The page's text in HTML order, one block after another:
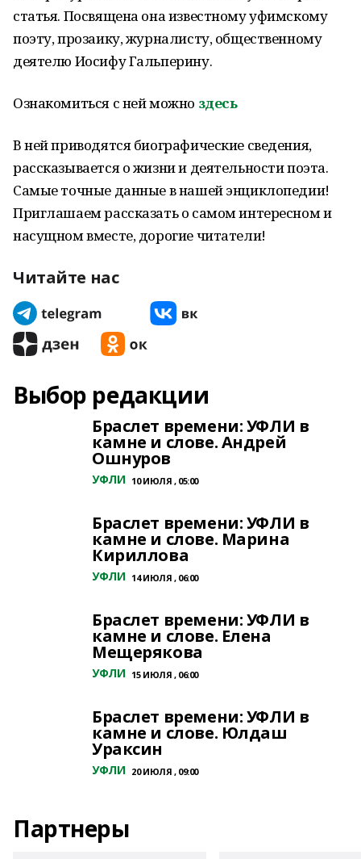
статья. Посвящена она известному уфимскому
поэту, прозаику, журналисту, общественному
деятелю Иосифу Гальперину.
Ознакомиться с ней можно здесь
В ней приводятся биографические сведения,
рассказывается о жизни и деятельности поэта.
Самые точные данные в нашей энциклопедии!
Приглашаем рассказать о самом интересном и
насущном вместе, дорогие читатели!
Читайте нас
Выбор редакции
Браслет времени: УФЛИ в
камне и слове. Андрей
Ошнуров
УФЛИ 10 ИЮЛЯ , 05:00
Браслет времени: УФЛИ в
камне и слове. Марина
Кириллова
УФЛИ 14 ИЮЛЯ , 06:00
Браслет времени: УФЛИ в
камне и слове. Елена
Мещерякова
УФЛИ 15 ИЮЛЯ , 06:00
Браслет времени: УФЛИ в
камне и слове. Юлдаш
Ураксин
УФЛИ 20 ИЮЛЯ , 09:00
Партнеры